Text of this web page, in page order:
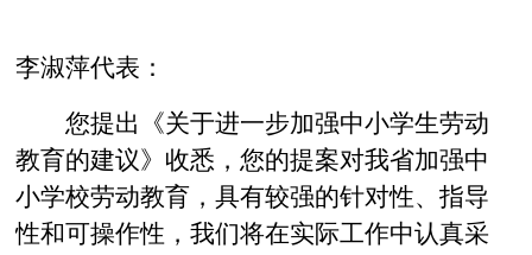
李淑萍代表：
您提出《关于进一步加强中小学生劳动
教育的建议》收悉，您的提案对我省加强中
小学校劳动教育，具有较强的针对性、指导
性和可操作性，我们将在实际工作中认真采